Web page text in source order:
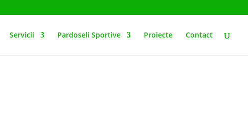
Servicii Pardoseli Sportive Proiecte Contact